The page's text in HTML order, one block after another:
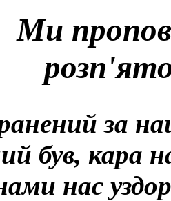
Ми
за
був, кара
нас